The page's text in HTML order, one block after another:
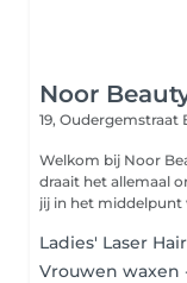
Noor
19, Oudergemstraat
Welkom bij Noor
draait het allemaal
jij in het middelpunt
Ladies' Laser
Vrouwen waxen